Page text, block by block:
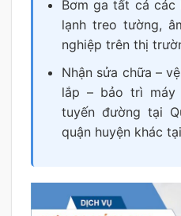
Bơm ga tất cả các
lạnh treo tường,
nghiệp trên thị
Nhận sửa chữa –
lắp – bảo trì
tuyến đường tại
quận huyện khác